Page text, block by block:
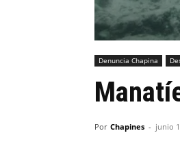
Denuncia Chapina
Por Chapines - junio